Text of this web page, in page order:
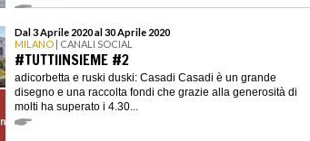
Dal 3 Aprile 2020 al 30 Aprile 2020
MILANO | CANALI SOCIAL
#TUTTIINSIEME #2
adicorbetta e ruski duski: Casadi Casadi è un grande
disegno e una raccolta fondi che grazie alla generosità di
molti ha superato i 4.30...